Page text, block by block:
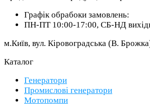
Графік обрабоки замовлень:
ПН-ПТ 10:00-17:00, СБ-НД
м.Київ, вул. Кіровоградська (В.
Каталог
Генератори
Промислові генератори
Мотопомпи